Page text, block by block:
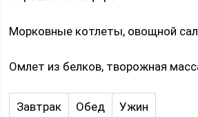
Морковные котлеты, овощной
Омлет из белков, творожная
Завтрак Обед Ужин